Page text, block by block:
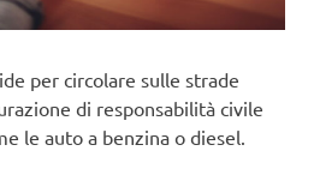
per circolare sulle strade
di responsabilità civile
le auto a benzina o diesel.